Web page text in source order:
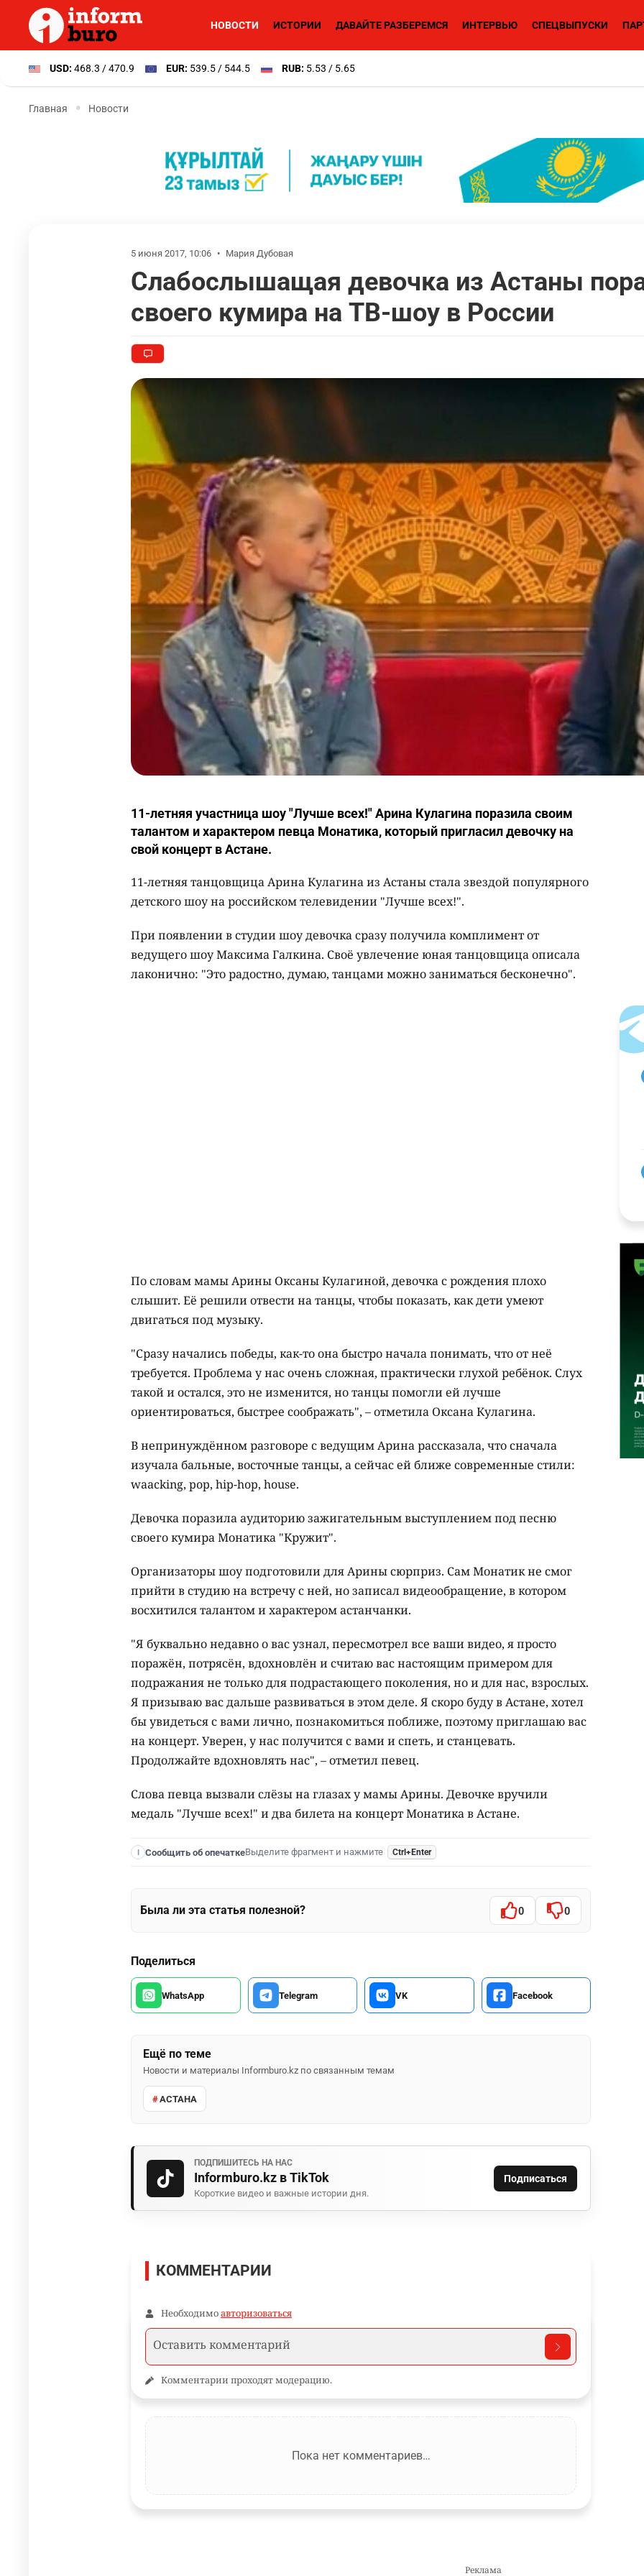
НОВОСТИ ИСТОРИИ ДАВАЙТЕ РАЗБЕРЕМСЯ ИНТЕРВЬЮ СПЕЦВЫПУСКИ
USD: 468.3 / 470.9 EUR: 539.5 / 544.5 RUB: 5.53 / 5.65
Главная Новости
5 июня 2017, 10:06 • Мария Дубовая
Слабослышащая девочка из Астаны
своего кумира на ТВ-шоу в России
11-летняя участница шоу "Лучше всех!" Арина Кулагина поразила своим
талантом и характером певца Монатика, который пригласил девочку на
свой концерт в Астане.
11-летняя танцовщица Арина Кулагина из Астаны стала звездой популярного
детского шоу на российском телевидении "Лучше всех!".
При появлении в студии шоу девочка сразу получила комплимент от
ведущего шоу Максима Галкина. Своё увлечение юная танцовщица описала
лаконично: "Это радостно, думаю, танцами можно заниматься бесконечно".
По словам мамы Арины Оксаны Кулагиной, девочка с рождения плохо
слышит. Её решили отвести на танцы, чтобы показать, как дети умеют
двигаться под музыку.
"Сразу начались победы, как-то она быстро начала понимать, что от неё
требуется. Проблема у нас очень сложная, практически глухой ребёнок. Слух
такой и остался, это не изменится, но танцы помогли ей лучше
ориентироваться, быстрее соображать", – отметила Оксана Кулагина.
В непринуждённом разговоре с ведущим Арина рассказала, что сначала
изучала бальные, восточные танцы, а сейчас ей ближе современные стили:
waacking, pop, hip-hop, house.
Девочка поразила аудиторию зажигательным выступлением под песню
своего кумира Монатика "Кружит".
Организаторы шоу подготовили для Арины сюрприз. Сам Монатик не смог
прийти в студию на встречу с ней, но записал видеообращение, в котором
восхитился талантом и характером астанчанки.
"Я буквально недавно о вас узнал, пересмотрел все ваши видео, я просто
поражён, потрясён, вдохновлён и считаю вас настоящим примером для
подражания не только для подрастающего поколения, но и для нас, взрослых.
Я призываю вас дальше развиваться в этом деле. Я скоро буду в Астане, хотел
бы увидеться с вами лично, познакомиться поближе, поэтому приглашаю вас
на концерт. Уверен, у нас получится с вами и спеть, и станцевать.
Продолжайте вдохновлять нас", – отметил певец.
Слова певца вызвали слёзы на глазах у мамы Арины. Девочке вручили
медаль "Лучше всех!" и два билета на концерт Монатика в Астане.
I Сообщить об опечаткеВыделите фрагмент и нажмите Ctrl+Enter
Была ли эта статья полезной? 0 0
Поделиться
WhatsApp Telegram VK Facebook
Ещё по теме
Новости и материалы Informburo.kz по связанным темам
АСТАНА
ПОДПИШИТЕСЬ НА НАС
Informburo.kz в TikTok
Короткие видео и важные истории дня.
Подписаться
КОММЕНТАРИИ
Необходимоавторизоваться
Комментарии проходят модерацию.
Пока нет комментариев…